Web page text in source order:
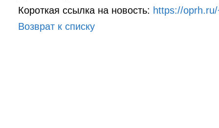
Короткая ссылка на новость: https://
Возврат к списку